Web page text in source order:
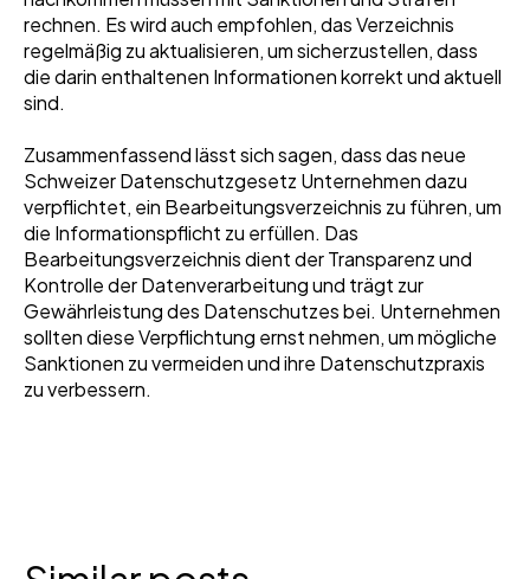
rechnen. Es wird auch empfohlen, das Verzeichnis
regelmäßig zu aktualisieren, um sicherzustellen, dass
die darin enthaltenen Informationen korrekt und aktuell
sind.
Zusammenfassend lässt sich sagen, dass das neue
Schweizer Datenschutzgesetz Unternehmen dazu
verpflichtet, ein Bearbeitungsverzeichnis zu führen, um
die Informationspflicht zu erfüllen. Das
Bearbeitungsverzeichnis dient der Transparenz und
Kontrolle der Datenverarbeitung und trägt zur
Gewährleistung des Datenschutzes bei. Unternehmen
sollten diese Verpflichtung ernst nehmen, um mögliche
Sanktionen zu vermeiden und ihre Datenschutzpraxis
zu verbessern.